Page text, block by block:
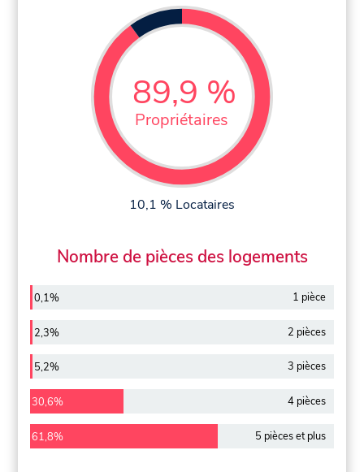
89,9 %
Propriétaires
10,1 % Locataires
Nombre de pièces des logements
0,1% 1 pièce
2,3% 2 pièces
5,2% 3 pièces
30,6% 4 pièces
61,8% 5 pièces et plus